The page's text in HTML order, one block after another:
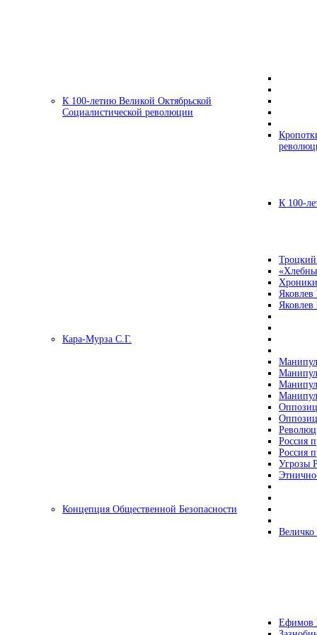
К 100-летию Великой Октябрьской
Социалистической революции
К 100-
Кара-Мурза С.Г.
Россия
Россия
Угрозы
Концепция Общественной Безопасности
Ефимов